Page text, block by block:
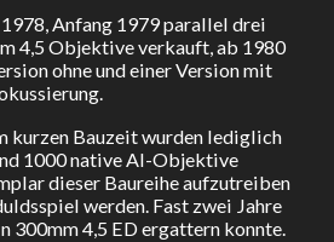
Anfang 1979 parallel drei
4,5 Objektive verkauft, ab 1980
ohne und einer Version mit
kurzen Bauzeit wurden lediglich
1000 native AI-Objektive
dieser Baureihe aufzutreiben
werden. Fast zwei Jahre
300mm 4,5 ED ergattern konnte.